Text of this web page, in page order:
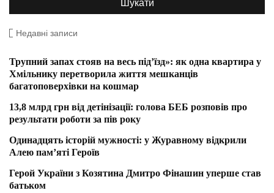
Недавні записи
Трупний запах стояв на весь під’їзд»: як одна квартира у
Хмільнику перетворила життя мешканців
багатоповерхівки на кошмар
13,8 млрд грн від детінізації: голова БЕБ розповів про
результати роботи за пів року
Одинадцять історій мужності: у Журавному відкрили
Алею пам’яті Героїв
Герой України з Козятина Дмитро Фінашин уперше став
батьком